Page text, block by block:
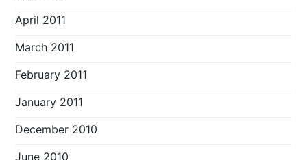
April 2011
March 2011
February 2011
January 2011
December 2010
June 2010